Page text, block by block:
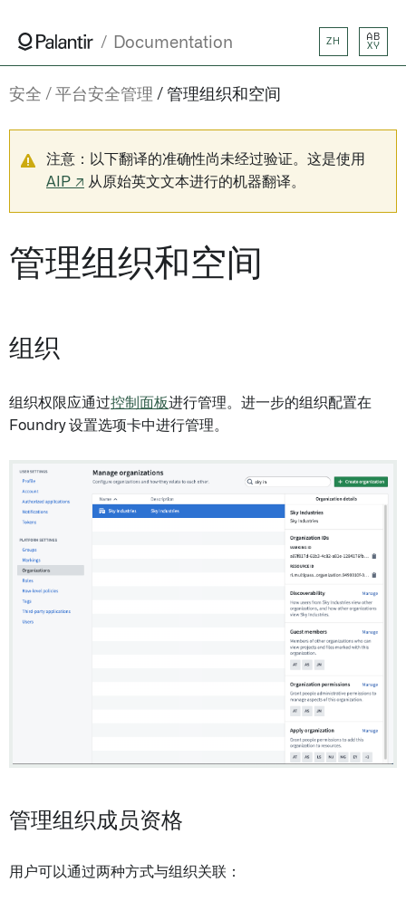
Documentation ZH
AB
XY
安全 平台安全管理 管理组织和空间
注意：以下翻译的准确性尚未经过验证。这是使用
AIP ↗ 从原始英文文本进行的机器翻译。
管理组织和空间
组织
组织权限应通过控制面板进行管理。进一步的组织配置在
Foundry 设置选项卡中进行管理。
管理组织成员资格
用户可以通过两种方式与组织关联：